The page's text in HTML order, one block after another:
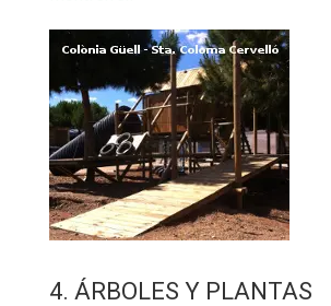
4. ÁRBOLES Y PLANTAS